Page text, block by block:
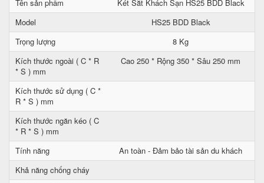
Tên sản phẩm
Két Sắt Khách Sạn HS25 BDD Black
Model
HS25 BDD Black
Trọng lượng
8 Kg
Kích thước ngoài ( C * R
* S ) mm
Cao 250 * Rộng 350 * Sâu 250 mm
Kích thước sử dụng ( C *
R * S ) mm
Kích thước ngăn kéo ( C
* R * S ) mm
Tính năng
An toàn - Đảm bảo tài sản du khách
Khả năng chống cháy